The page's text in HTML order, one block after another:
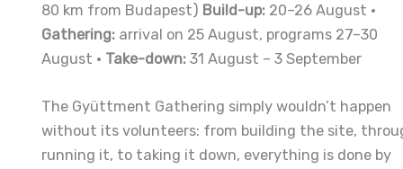
80 km from Budapest) Build-up: 20–26 August ·
Gathering: arrival on 25 August, programs 27–30
August · Take-down: 31 August – 3 September
The Gyüttment Gathering simply wouldn’t happen
without its volunteers: from building the site,
running it, to taking it down, everything is done by